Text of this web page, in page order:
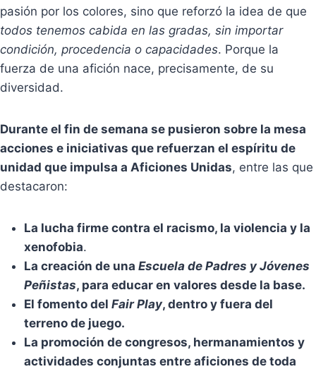
pasión por los colores, sino que reforzó la idea de que
todos tenemos cabida en las gradas, sin importar
condición, procedencia o capacidades. Porque la
fuerza de una afición nace, precisamente, de su
diversidad.
Durante el fin de semana se pusieron sobre la mesa
acciones e iniciativas que refuerzan el espíritu de
unidad que impulsa a Aficiones Unidas, entre las que
destacaron:
La lucha firme contra el racismo, la violencia y la
xenofobia.
La creación de una Escuela de Padres y Jóvenes
Peñistas, para educar en valores desde la base.
El fomento del Fair Play, dentro y fuera del
terreno de juego.
La promoción de congresos, hermanamientos y
actividades conjuntas entre aficiones de toda